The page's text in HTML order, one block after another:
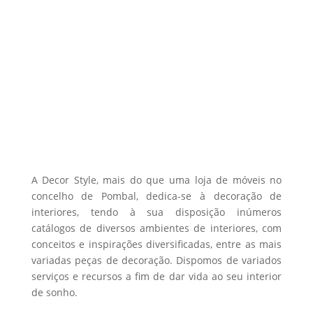
A Decor Style, mais do que uma loja de móveis no
concelho de Pombal, dedica-se à decoração de
interiores, tendo à sua disposição inúmeros
catálogos de diversos ambientes de interiores, com
conceitos e inspirações diversificadas, entre as mais
variadas peças de decoração. Dispomos de variados
serviços e recursos a fim de dar vida ao seu interior
de sonho.